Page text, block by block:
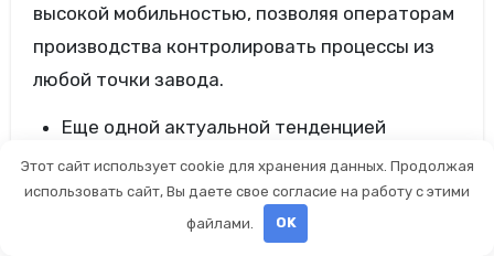
высокой мобильностью, позволяя операторам
производства контролировать процессы из
любой точки завода.
Еще одной актуальной тенденцией
является повышение надежности и
долговечности контрольных приборов.
Производители широко применяют новые
Этот сайт использует cookie для хранения данных. Продолжая
использовать сайт, Вы даете свое согласие на работу с этими
файлами.
OK